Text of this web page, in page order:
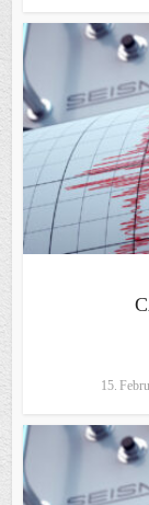
15.